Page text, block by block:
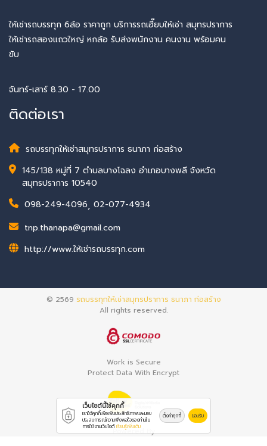
ให้เช่ารถบรรทุก 6ล้อ ราคาถูก บริการรถเฮี๊ยบให้เช่า สมุทรปราการ
ให้เช่ารถสองแถวใหญ่ หกล้อ รับส่งพนักงาน คนงาน พร้อมคน
ขับ
จันทร์-เสาร์ 8.30 - 17.00
ติดต่อเรา
รถบรรทุกให้เช่าสมุทรปราการ ธนาภา ก่อสร้าง
145/138 หมู่ที่ 7 ตำบลบางโฉลง อำเภอบางพลี จังหวัด
สมุทรปราการ 10540
098-249-4096, 02-077-4934
tnp.thanapa@gmail.com
http://www.ให้เช่ารถบรรทุก.com
© 2569 รถบรรทุกให้เช่าสมุทรปราการ ธนาภา ก่อสร้าง
All rights reserved.
Work is Secure
Protect Data With Encrypt
Powered By
เว็บไซต์นี้ใช้คุกกี้
เราใช้คุกกี้เพื่อเพิ่มประสิทธิภาพและมอบ
ประสบการณ์ความพึงพอใจของท่านใน
การใช้งานเว็บไซต์เรียนรู้เพิ่มเติม
ตั้งค่าคุกกี้ ยอมรับ